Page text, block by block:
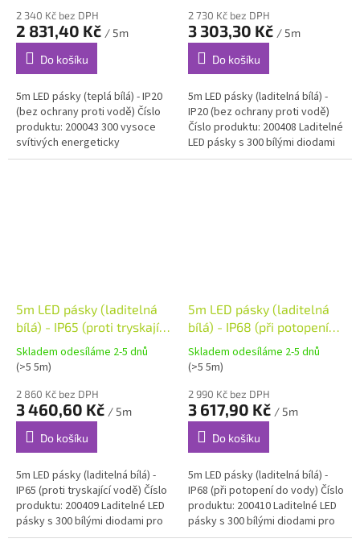
2 340 Kč bez DPH
2 831,40 Kč / 5m
Do košíku
5m LED pásky (teplá bílá) - IP20
(bez ochrany proti vodě) Číslo
produktu: 200043 300 vysoce
svítivých energeticky
úsporných LED. Tento LED pásek
2 730 Kč bez DPH
3 303,30 Kč / 5m
Do košíku
5m LED pásky (laditelná bílá) -
IP20 (bez ochrany proti vodě)
Číslo produktu: 200408 Laditelné
LED pásky s 300 bílými diodami
pro optimální nepřímé osvětlení.
5m LED pásky (laditelná
bílá) - IP65 (proti tryskající
vodě)
Skladem odesíláme 2-5 dnů
(>5 5m)
2 860 Kč bez DPH
3 460,60 Kč / 5m
Do košíku
5m LED pásky (laditelná bílá) -
IP65 (proti tryskající vodě) Číslo
produktu: 200409 Laditelné LED
pásky s 300 bílými diodami pro
optimální nepřímé osvětlení.
5m LED pásky (laditelná
bílá) - IP68 (při potopení
do vody)
Skladem odesíláme 2-5 dnů
(>5 5m)
2 990 Kč bez DPH
3 617,90 Kč / 5m
Do košíku
5m LED pásky (laditelná bílá) -
IP68 (při potopení do vody) Číslo
produktu: 200410 Laditelné LED
pásky s 300 bílými diodami pro
optimální nepřímé osvětlení.